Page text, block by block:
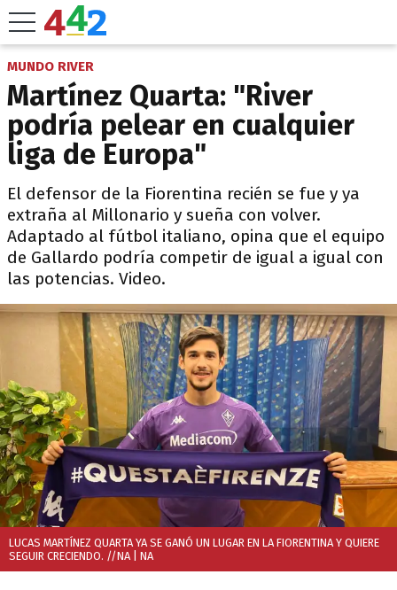
MUNDO RIVER
Martínez Quarta: "River
podría pelear en cualquier
liga de Europa"
El defensor de la Fiorentina recién se fue y ya
extraña al Millonario y sueña con volver.
Adaptado al fútbol italiano, opina que el equipo
de Gallardo podría competir de igual a igual con
las potencias. Video.
LUCAS MARTÍNEZ QUARTA YA SE GANÓ UN LUGAR EN LA FIORENTINA Y QUIERE
SEGUIR CRECIENDO. //NA | NA